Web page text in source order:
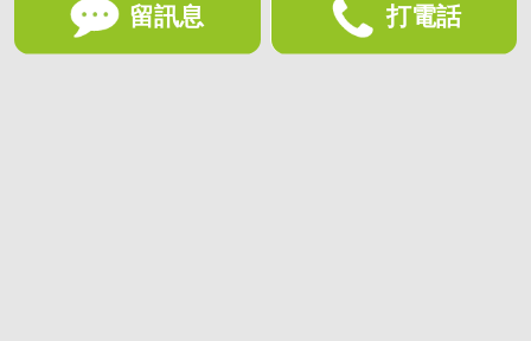
留訊息 打電話